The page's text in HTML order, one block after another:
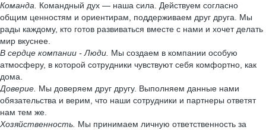
Команда. Командный дух — наша сила. Действуем согласно
общим ценностям и ориентирам, поддерживаем друг друга. Мы
рады каждому, кто готов развиваться вместе с нами и хочет делать
мир вкуснее.
В сердце компании - Люди. Мы создаем в компании особую
атмосферу, в которой сотрудники чувствуют себя комфортно, как
дома.
Доверие. Мы доверяем друг другу. Выполняем данные нами
обязательства и верим, что наши сотрудники и партнеры ответят
нам тем же.
Хозяйственность. Мы принимаем личную ответственность за